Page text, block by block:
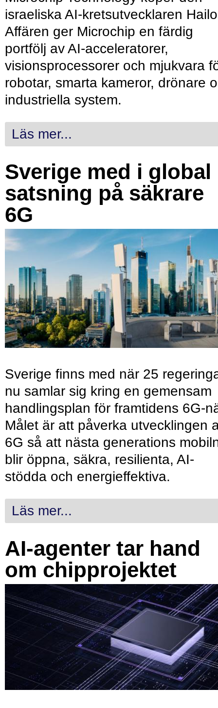
israeliska AI-kretsutvecklaren
Affären ger Microchip en färdig
portfölj av AI-acceleratorer,
visionsprocessorer och mjukvara
robotar, smarta kameror, drönare
industriella system.
Läs mer...
Sverige med i global
satsning på säkrare
6G
Sverige finns med när 25
nu samlar sig kring en gemensam
handlingsplan för framtidens 6G-
Målet är att påverka utvecklingen
6G så att nästa generations
blir öppna, säkra, resilienta, AI-
stödda och energieffektiva.
Läs mer...
AI-agenter tar hand
om chipprojektet